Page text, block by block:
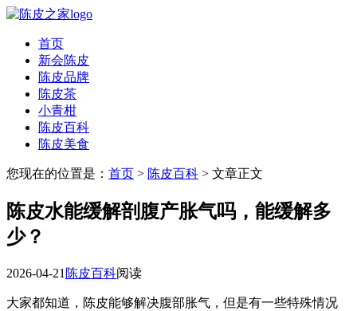
首页
新会陈皮
陈皮品牌
陈皮茶
小青柑
陈皮百科
陈皮美食
您现在的位置是： 首页 > 陈皮百科 > 文章正文
陈皮水能缓解剖腹产胀气吗，能缓解多
少？
2026-04-21 陈皮百科阅读
大家都知道，陈皮能够解决腹部胀气，但是有一些特殊情况